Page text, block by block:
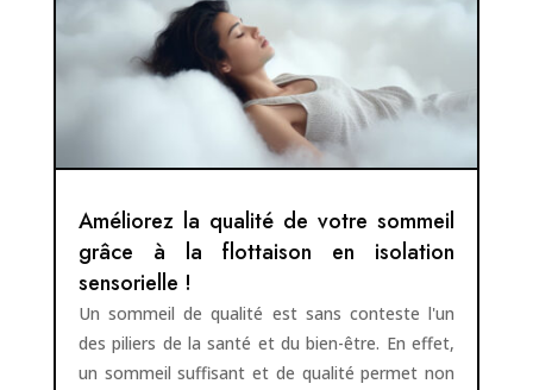
Améliorez la qualité de votre sommeil
grâce à la flottaison en isolation
sensorielle !
Un sommeil de qualité est sans conteste l'un
des piliers de la santé et du bien-être. En effet,
un sommeil suffisant et de qualité permet non